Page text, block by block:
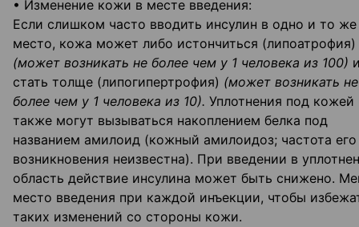
• Изменение кожи в месте введения:
Если слишком часто вводить инсулин в одно и то же
место, кожа может либо истончиться (липоатрофия)
(может возникать не более чем у 1 человека из 100)
стать толще (липогипертрофия) (может возникать не
более чем у 1 человека из 10). Уплотнения под кожей
также могут вызываться накоплением белка под
названием амилоид (кожный амилоидоз; частота его
возникновения неизвестна). При введении в
область действие инсулина может быть снижено.
место введения при каждой инъекции, чтобы
таких изменений со стороны кожи.